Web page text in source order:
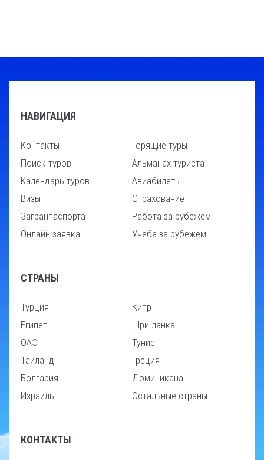
НАВИГАЦИЯ
Контакты
Поиск туров
Календарь туров
Визы
Загранпаспорта
Онлайн заявка
Горящие туры
Альманах туриста
Авиабилеты
Страхование
Работа за рубежем
Учеба за рубежем
СТРАНЫ
Турция
Египет
ОАЭ
Таиланд
Болгария
Израиль
Кипр
Шри-ланка
Тунис
Греция
Доминикана
Остальные страны...
КОНТАКТЫ